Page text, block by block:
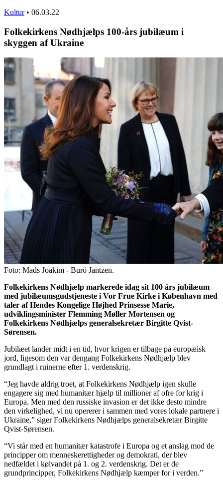
Kultur • 06.03.22
Folkekirkens Nødhjælps 100-års jubilæum i
skyggen af Ukraine
Foto: Mads Joakim - Burö Jantzen.
Folkekirkens Nødhjælp markerede idag sit 100 års jubilæum
med jubilæumsgudstjeneste i Vor Frue Kirke i København med
taler af Hendes Kongelige Højhed Prinsesse Marie,
udviklingsminister Flemming Møller Mortensen og
Folkekirkens Nødhjælps generalsekretær Birgitte Qvist-
Sørensen.
Jubilæet lander midt i en tid, hvor krigen er tilbage på europæisk
jord, ligesom den var dengang Folkekirkens Nødhjælp blev
grundlagt i ruinerne efter 1. verdenskrig.
“Jeg havde aldrig troet, at Folkekirkens Nødhjælp igen skulle
engagere sig med humanitær hjælp til millioner af ofre for krig i
Europa. Men med den russiske invasion er det ikke desto mindre
den virkelighed, vi nu opererer i sammen med vores lokale partnere i
Ukraine,” siger Folkekirkens Nødhjælps generalsekretær Birgitte
Qvist-Sørensen.
“Vi står med en humanitær katastrofe i Europa og et anslag mod de
principper om menneskerettigheder og demokrati, der blev
nedfældet i kølvandet på 1. og 2. verdenskrig. Det er de
grundprincipper, Folkekirkens Nødhjælp kæmper for i verden.”